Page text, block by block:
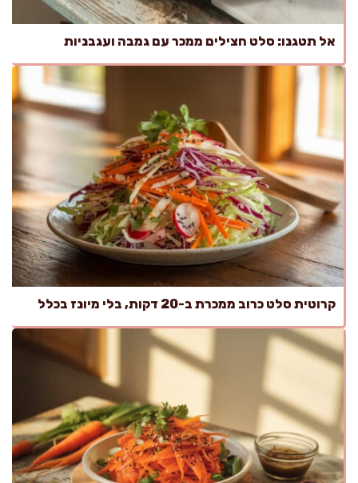
אל תטגנו: סלט חצילים ממכר עם גמבה ועגבניות
קרוטית סלט כרוב ממכרת ב-20 דקות, בלי מיונז בכלל